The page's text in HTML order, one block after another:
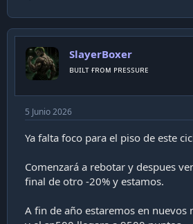
SlayerBoxer
ʙᴜɪʟᴛ ғʀᴏᴍ ᴘʀᴇssᴜʀᴇ
5 Junio 2026
Ya falta foco para el piso de este
Comenzará a rebotar y despues
final de otro -20% y estamos.
A fin de año estaremos en nuevos